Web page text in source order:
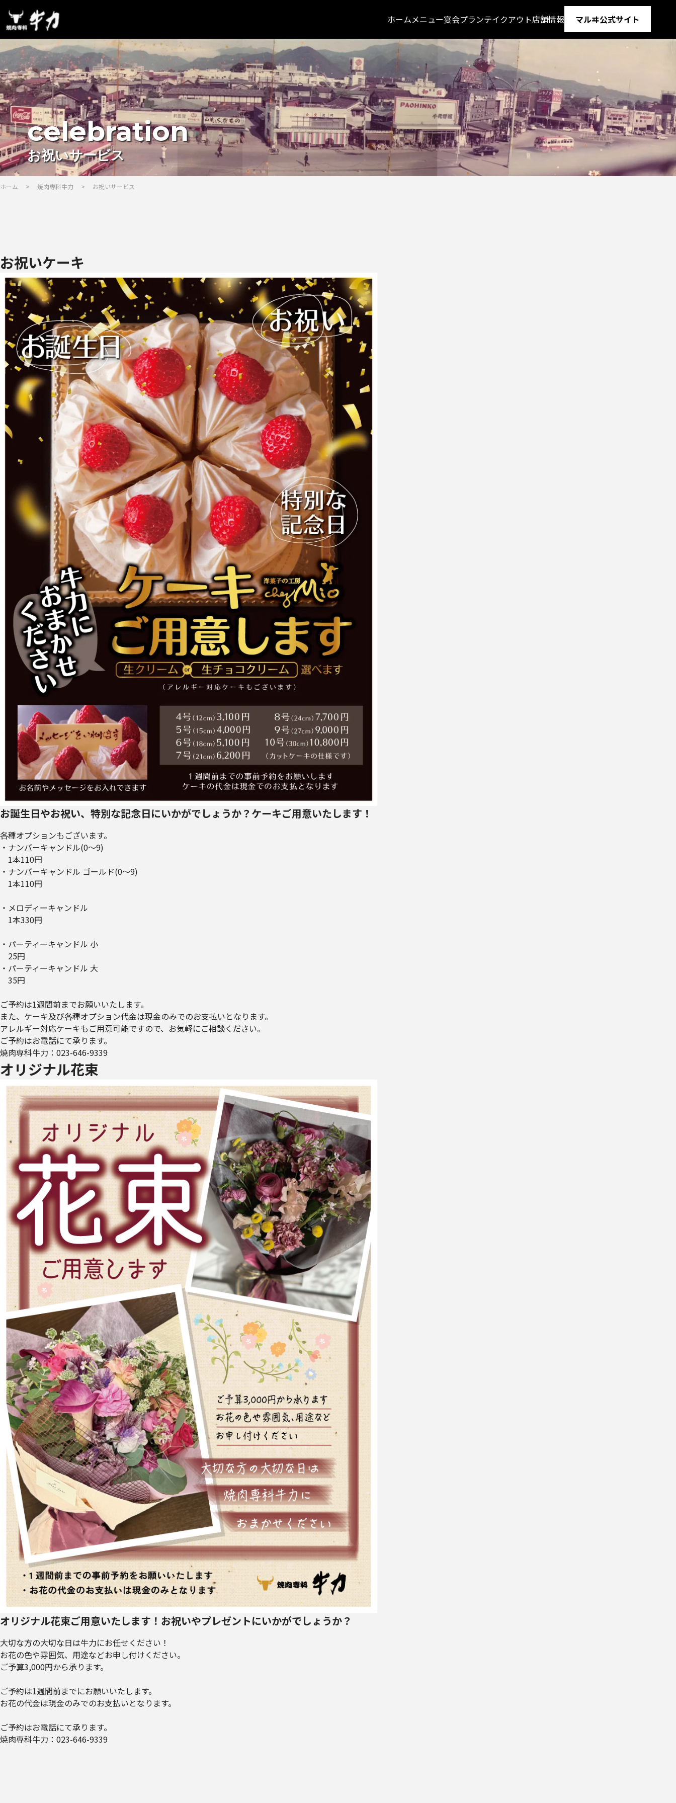
ホームメニュー宴会プランテイクアウト店舗情報 マルヰ公式サイト
celebration
お祝いサービス
ホーム > 焼肉専科牛力 > お祝いサービス
お祝いケーキ
お誕生日やお祝い、特別な記念日にいかがでしょうか？ケーキご用意いたします！
各種オプションもございます。
・ナンバーキャンドル(0～9)
1本110円
・ナンバーキャンドル ゴールド(0～9)
1本110円
・メロディーキャンドル
1本330円
・パーティーキャンドル 小
25円
・パーティーキャンドル 大
35円
ご予約は1週間前までお願いいたします。
また、ケーキ及び各種オプション代金は現金のみでのお支払いとなります。
アレルギー対応ケーキもご用意可能ですので、お気軽にご相談ください。
ご予約はお電話にて承ります。
焼肉専科牛力：023-646-9339
オリジナル花束
オリジナル花束ご用意いたします！お祝いやプレゼントにいかがでしょうか？
大切な方の大切な日は牛力にお任せください！
お花の色や雰囲気、用途などお申し付けください。
ご予算3,000円から承ります。
ご予約は1週間前までにお願いいたします。
お花の代金は現金のみでのお支払いとなります。
ご予約はお電話にて承ります。
焼肉専科牛力：023-646-9339